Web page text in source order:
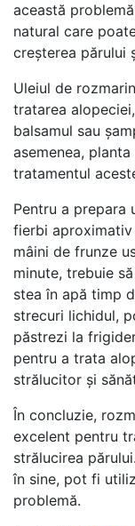
această
natural care
creșterea părului
Uleiul de
tratarea
balsamul sau
asemenea,
tratamentul
Pentru a prepara
fierbi aproximativ
mâini de frunze
minute, trebuie
stea în apă timp
strecuri lichidul,
păstrezi la
pentru a trata
strălucitor și
În concluzie,
excelent pentru
strălucirea
în sine, pot fi
problemă.